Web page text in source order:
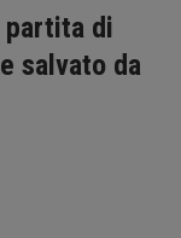
partita di
salvato da